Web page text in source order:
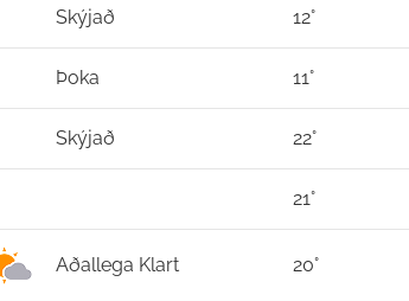
Skýjað 12°
Þoka 11°
Skýjað 22°
21°
Aðallega Klart 20°